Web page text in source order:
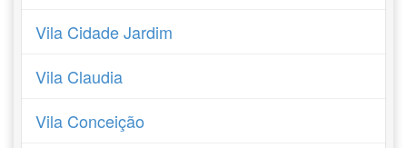
Vila Cidade Jardim
Vila Claudia
Vila Conceição